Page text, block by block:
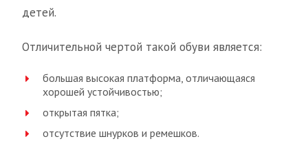
детей.
Отличительной чертой такой обуви является:
большая высокая платформа, отличающаяся
хорошей устойчивостью;
открытая пятка;
отсутствие шнурков и ремешков.